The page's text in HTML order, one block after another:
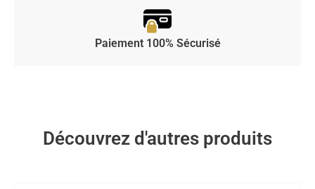
Paiement 100% Sécurisé
Découvrez d'autres produits